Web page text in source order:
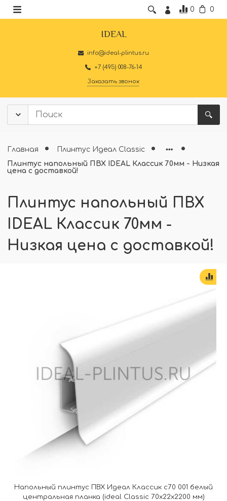
0 0
IDEAL
info@ideal-plintus.ru
+7 (495) 008-76-14
Заказать звонок
Главная
Плинтус Идеал Classic
Плинтус напольный ПВХ IDEAL Классик 70мм - Низкая
цена с доставкой!
Плинтус напольный ПВХ
IDEAL Классик 70мм -
Низкая цена с доставкой!
Напольный плинтус ПВХ Идеал Классик c70 001 белый
центральная планка (ideal Classic 70х22х2200 мм)